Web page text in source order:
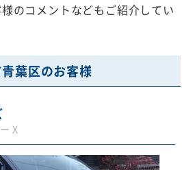
のコメントなどもご紹介してい
葉区のお客様
X